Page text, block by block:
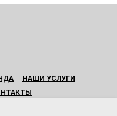
НАШИ УСЛУГИ